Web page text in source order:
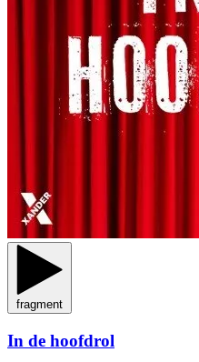
fragment
In de hoofdrol